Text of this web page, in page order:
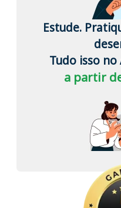
Estude.
Tudo isso
a partir